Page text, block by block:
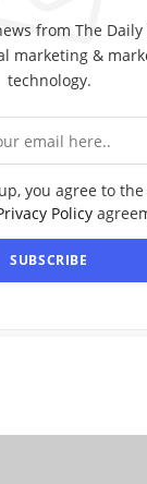
from The
marketing &
technology.
you agree to
Policy